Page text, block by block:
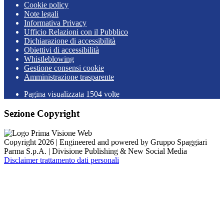
Cookie policy
Note legali
Informativa Privacy
Ufficio Relazioni con il Pubblico
Dichiarazione di accessibilità
Obiettivi di accessibilità
Whistleblowing
Gestione consensi cookie
Amministrazione trasparente
Pagina visualizzata 1504 volte
Sezione Copyright
Copyright 2026 | Engineered and powered by Gruppo Spaggiari
Parma S.p.A. | Divisione Publishing & New Social Media
Disclaimer trattamento dati personali